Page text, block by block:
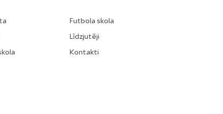
Futbola skola
Līdzjutēji
Kontakti